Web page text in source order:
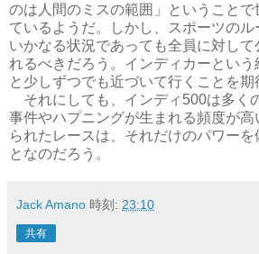
のは人間のミスの範囲」ということ
ているようだ。しかし、スポーツのル
いかなる状況であっても全員に対して
れるべきだろう。インディカーとい
と少しずつでも近づいて行くことを期
それにしても、インディ500は多く
事件やハプニングが生まれる頻度が
られたレースは、それだけのパワーを
となのだろう。
Jack Amano 時刻: 23:10
共有